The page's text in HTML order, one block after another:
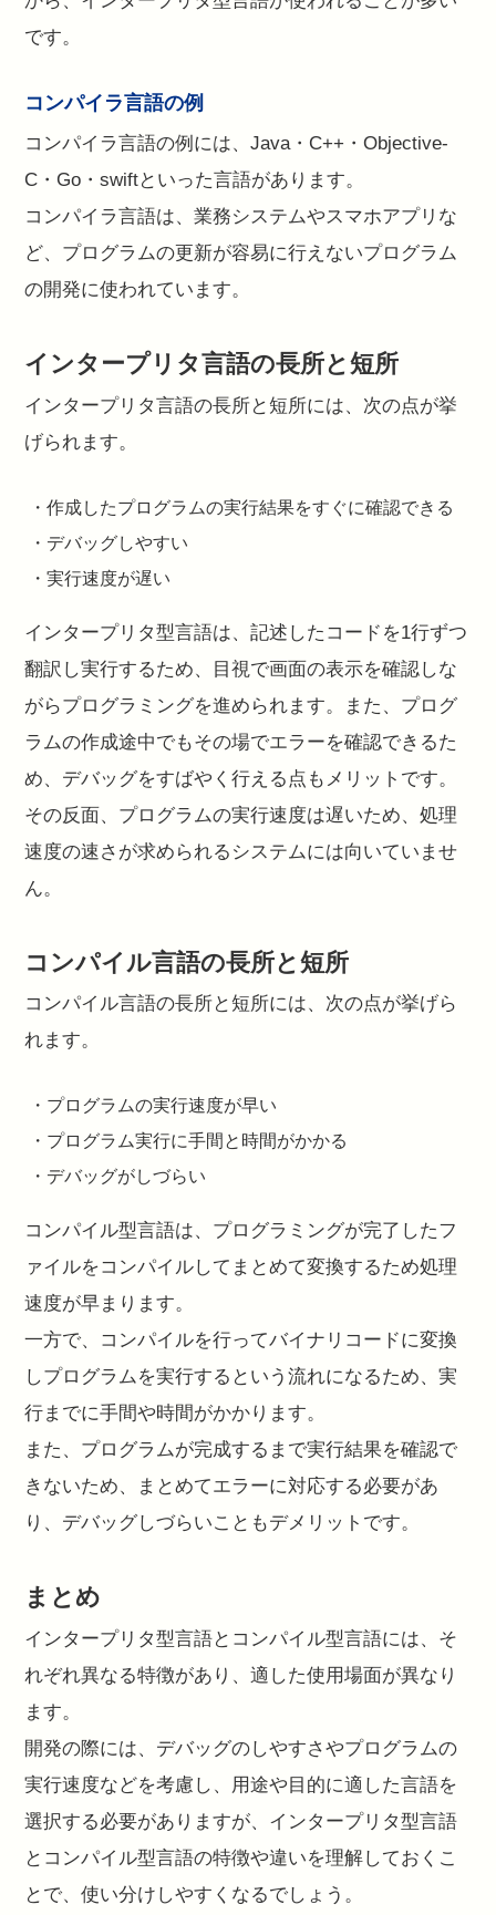
です。
コンパイラ言語の例
コンパイラ言語の例には、Java・C++・Objective-
C・Go・swiftといった言語があります。
コンパイラ言語は、業務システムやスマホアプリな
ど、プログラムの更新が容易に行えないプログラム
の開発に使われています。
インタープリタ言語の長所と短所
インタープリタ言語の長所と短所には、次の点が挙
げられます。
・作成したプログラムの実行結果をすぐに確認できる
・デバッグしやすい
・実行速度が遅い
インタープリタ型言語は、記述したコードを1行ずつ
翻訳し実行するため、目視で画面の表示を確認しな
がらプログラミングを進められます。また、プログ
ラムの作成途中でもその場でエラーを確認できるた
め、デバッグをすばやく行える点もメリットです。
その反面、プログラムの実行速度は遅いため、処理
速度の速さが求められるシステムには向いていませ
ん。
コンパイル言語の長所と短所
コンパイル言語の長所と短所には、次の点が挙げら
れます。
・プログラムの実行速度が早い
・プログラム実行に手間と時間がかかる
・デバッグがしづらい
コンパイル型言語は、プログラミングが完了したフ
ァイルをコンパイルしてまとめて変換するため処理
速度が早まります。
一方で、コンパイルを行ってバイナリコードに変換
しプログラムを実行するという流れになるため、実
行までに手間や時間がかかります。
また、プログラムが完成するまで実行結果を確認で
きないため、まとめてエラーに対応する必要があ
り、デバッグしづらいこともデメリットです。
まとめ
インタープリタ型言語とコンパイル型言語には、そ
れぞれ異なる特徴があり、適した使用場面が異なり
ます。
開発の際には、デバッグのしやすさやプログラムの
実行速度などを考慮し、用途や目的に適した言語を
選択する必要がありますが、インタープリタ型言語
とコンパイル型言語の特徴や違いを理解しておくこ
とで、使い分けしやすくなるでしょう。